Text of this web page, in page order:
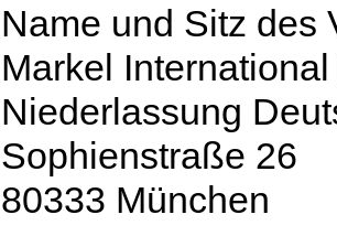
Name und Sitz des
Markel
Niederlassung
Sophienstraße 26
80333 München